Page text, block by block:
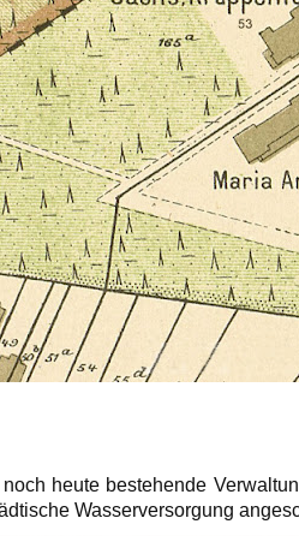
heute bestehende
Wasserversorgung